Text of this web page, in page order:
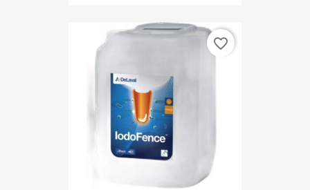
favorite_border